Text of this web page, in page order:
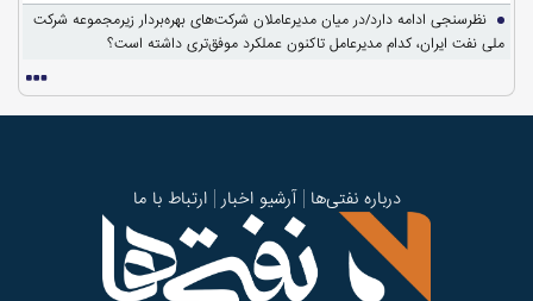
نظرسنجی ادامه دارد/در میان مدیرعاملان شرکت‌های بهره‌بردار زیرمجموعه شرکت
ملی نفت ایران، کدام مدیرعامل تاکنون عملکرد موفق‌تری داشته است؟
درباره نفتی‌ها آرشیو اخبار ارتباط با ما